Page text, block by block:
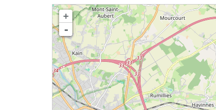
chargement de la carte - veuillez patienter...
+
-